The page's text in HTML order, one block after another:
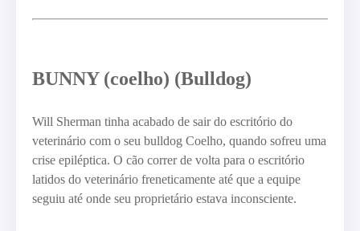
BUNNY (coelho) (Bulldog)
Will Sherman tinha acabado de sair do escritório do
veterinário com o seu bulldog Coelho, quando sofreu uma
crise epiléptica. O cão correr de volta para o escritório
latidos do veterinário freneticamente até que a equipe
seguiu até onde seu proprietário estava inconsciente.